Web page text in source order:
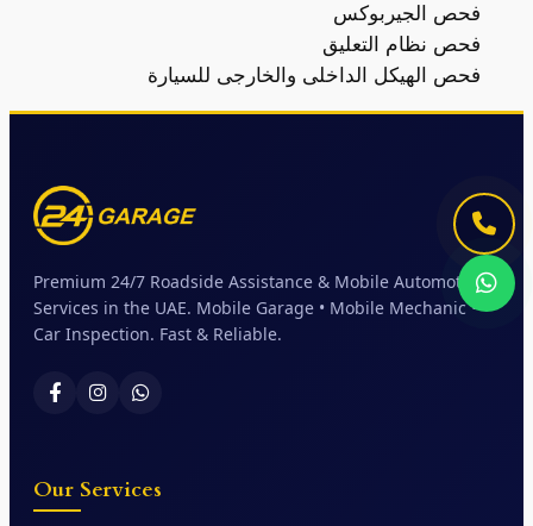
فحص الجيربوكس
فحص نظام التعليق
فحص الهيكل الداخلى والخارجى للسيارة
Premium 24/7 Roadside Assistance & Mobile Automotive
Services in the UAE. Mobile Garage • Mobile Mechanic •
Car Inspection. Fast & Reliable.
Our Services